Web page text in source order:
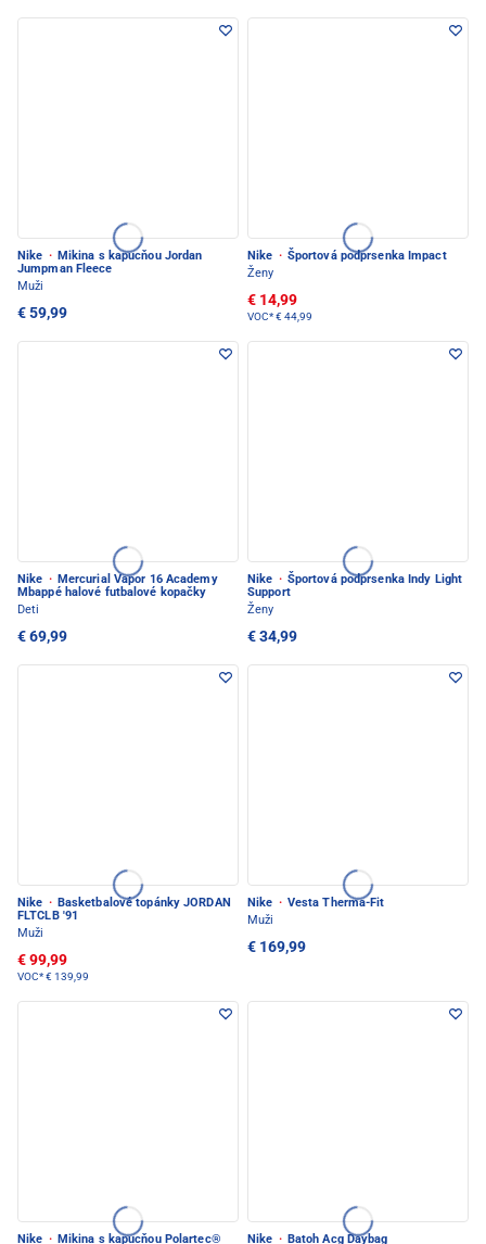
Nike · Mikina s kapucňou Jordan
Jumpman Fleece
Muži
€ 59,99
Nike · Športová podprsenka Impact
Ženy
€ 14,99
VOC*€ 44,99
Nike · Mercurial Vapor 16 Academy
Mbappé halové futbalové kopačky
Deti
€ 69,99
Nike · Športová podprsenka Indy Light
Support
Ženy
€ 34,99
Nike · Basketbalové topánky JORDAN
FLTCLB '91
Muži
€ 99,99
VOC*€ 139,99
Nike · Vesta Therma-Fit
Muži
€ 169,99
Nike · Mikina s kapucňou Polartec® Nike · Batoh Acg Daybag